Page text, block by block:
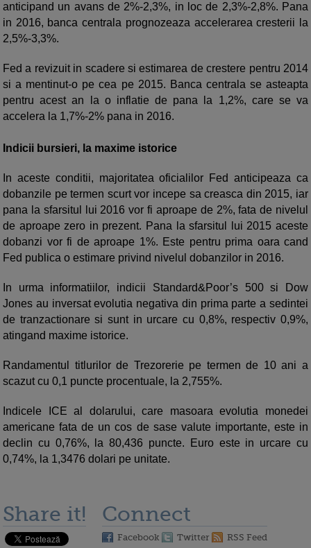
anticipand un avans de 2%-2,3%, in loc de 2,3%-2,8%. Pana
in 2016, banca centrala prognozeaza accelerarea cresterii la
2,5%-3,3%.
Fed a revizuit in scadere si estimarea de crestere pentru 2014
si a mentinut-o pe cea pe 2015. Banca centrala se asteapta
pentru acest an la o inflatie de pana la 1,2%, care se va
accelera la 1,7%-2% pana in 2016.
Indicii bursieri, la maxime istorice
In aceste conditii, majoritatea oficialilor Fed anticipeaza ca
dobanzile pe termen scurt vor incepe sa creasca din 2015, iar
pana la sfarsitul lui 2016 vor fi aproape de 2%, fata de nivelul
de aproape zero in prezent. Pana la sfarsitul lui 2015 aceste
dobanzi vor fi de aproape 1%. Este pentru prima oara cand
Fed publica o estimare privind nivelul dobanzilor in 2016.
In urma informatiilor, indicii Standard&Poor’s 500 si Dow
Jones au inversat evolutia negativa din prima parte a sedintei
de tranzactionare si sunt in urcare cu 0,8%, respectiv 0,9%,
atingand maxime istorice.
Randamentul titlurilor de Trezorerie pe termen de 10 ani a
scazut cu 0,1 puncte procentuale, la 2,755%.
Indicele ICE al dolarului, care masoara evolutia monedei
americane fata de un cos de sase valute importante, este in
declin cu 0,76%, la 80,436 puncte. Euro este in urcare cu
0,74%, la 1,3476 dolari pe unitate.
Share it! Connect
Facebook Twitter RSS Feed